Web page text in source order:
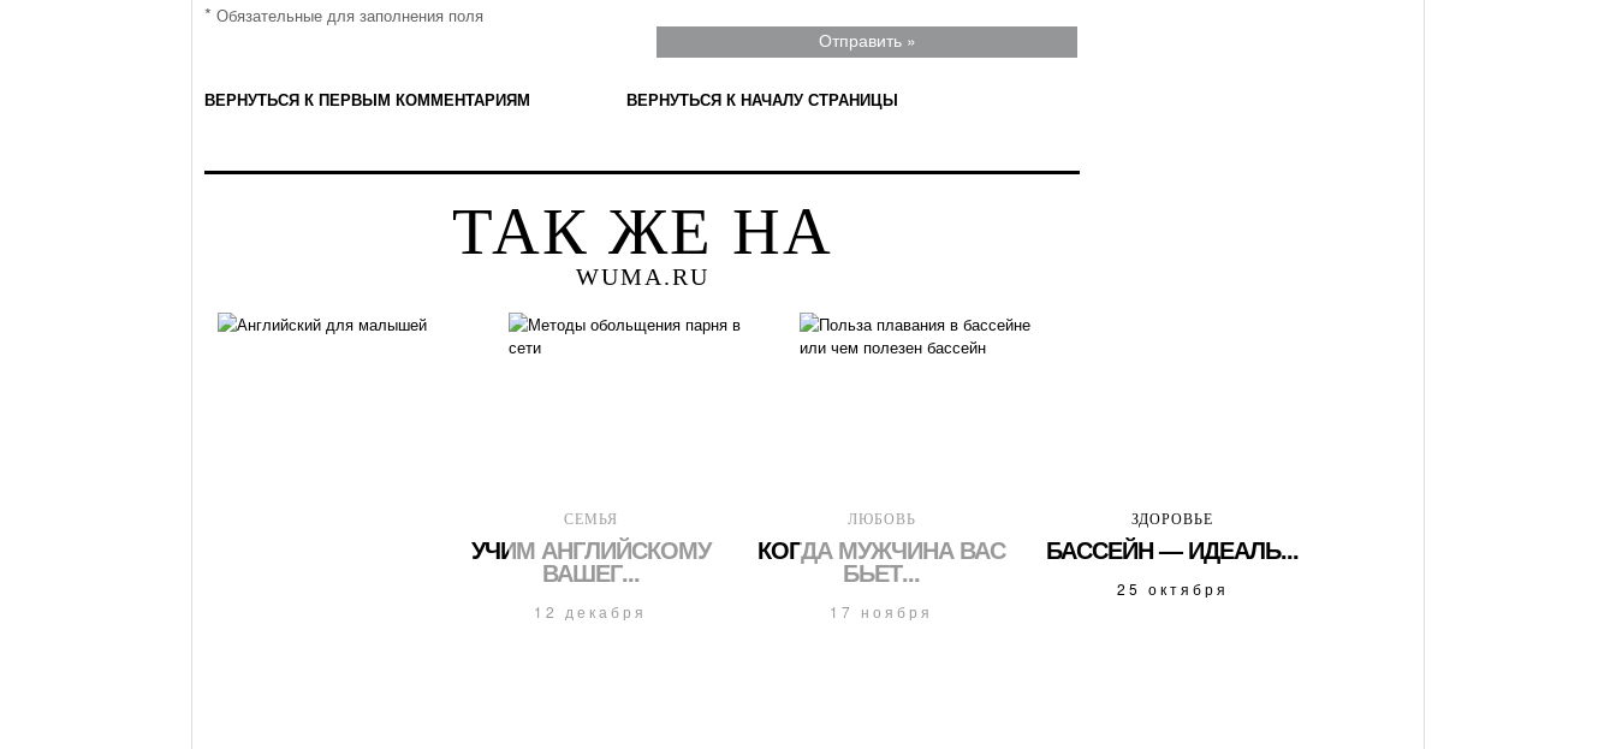
* Обязательные для заполнения поля
ВЕРНУТЬСЯ К ПЕРВЫМ КОММЕНТАРИЯМ ВЕРНУТЬСЯ К НАЧАЛУ СТРАНИЦЫ
ТАК ЖЕ НА
WUMA.RU
СЕМЬЯ
УЧИМ АНГЛИЙСКОМУ
ВАШЕГ...
12 декабря
ЛЮБОВЬ
КОГДА МУЖЧИНА ВАС
БЬЕТ...
17 ноября
ЗДОРОВЬЕ
БАССЕЙН — ИДЕАЛЬ...
25 октября